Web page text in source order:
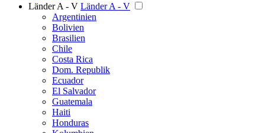
Länder A - V Länder A - V
Argentinien
Bolivien
Brasilien
Chile
Costa Rica
Dom. Republik
Ecuador
El Salvador
Guatemala
Haiti
Honduras